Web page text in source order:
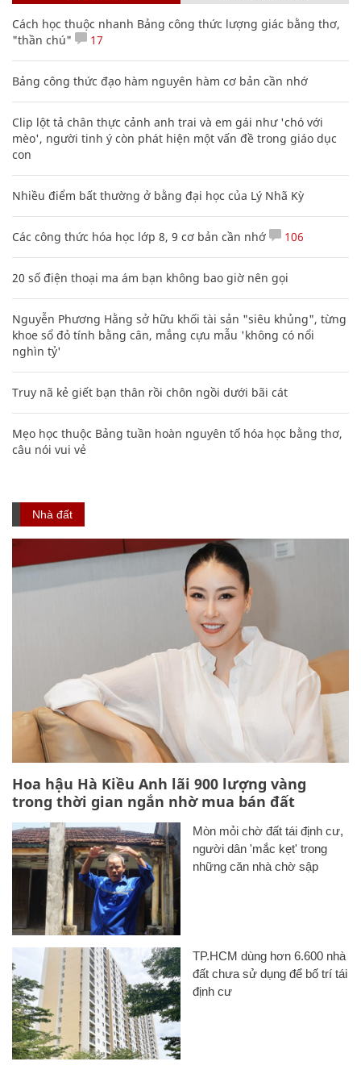
Cách học thuộc nhanh Bảng công thức lượng giác bằng thơ,
"thần chú"
17
Bảng công thức đạo hàm nguyên hàm cơ bản cần nhớ
Clip lột tả chân thực cảnh anh trai và em gái như 'chó với
mèo', người tinh ý còn phát hiện một vấn đề trong giáo dục
con
Nhiều điểm bất thường ở bằng đại học của Lý Nhã Kỳ
Các công thức hóa học lớp 8, 9 cơ bản cần nhớ 106
20 số điện thoại ma ám bạn không bao giờ nên gọi
Nguyễn Phương Hằng sở hữu khối tài sản "siêu khủng", từng
khoe sổ đỏ tính bằng cân, mắng cựu mẫu 'không có nổi
nghìn tỷ'
Truy nã kẻ giết bạn thân rồi chôn ngồi dưới bãi cát
Mẹo học thuộc Bảng tuần hoàn nguyên tố hóa học bằng thơ,
câu nói vui vẻ
Nhà đất
Hoa hậu Hà Kiều Anh lãi 900 lượng vàng
trong thời gian ngắn nhờ mua bán đất
Mòn mỏi chờ đất tái định cư,
người dân 'mắc kẹt' trong
những căn nhà chờ sập
TP.HCM dùng hơn 6.600 nhà
đất chưa sử dụng để bố trí tái
định cư